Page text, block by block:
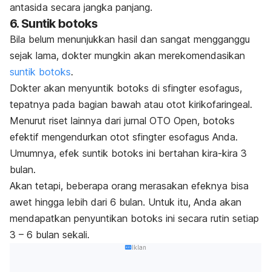
antasida secara jangka panjang.
6. Suntik botoks
Bila belum menunjukkan hasil dan sangat mengganggu
sejak lama, dokter mungkin akan merekomendasikan
suntik botoks.
Dokter akan menyuntik botoks di sfingter esofagus,
tepatnya pada bagian bawah atau otot kirikofaringeal.
Menurut riset lainnya dari jurnal OTO Open, botoks
efektif mengendurkan otot sfingter esofagus Anda.
Umumnya, efek suntik botoks ini bertahan kira-kira 3
bulan.
Akan tetapi, beberapa orang merasakan efeknya bisa
awet hingga lebih dari 6 bulan. Untuk itu, Anda akan
mendapatkan penyuntikan botoks ini secara rutin setiap
3 – 6 bulan sekali.
Iklan